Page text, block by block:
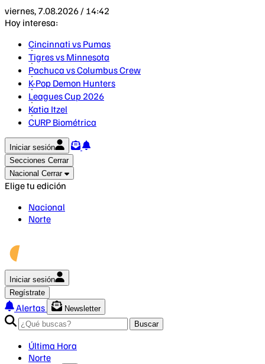
viernes, 7.08.2026 / 14:42
Hoy interesa:
Cincinnati vs Pumas
Tigres vs Minnesota
Pachuca vs Columbus Crew
K-Pop Demon Hunters
Leagues Cup 2026
Katia Itzel
CURP Biométrica
Iniciar sesión
Secciones Cerrar
Nacional Cerrar
Elige tu edición
Nacional
Norte
Iniciar sesión
Regístrate
Alertas
Newsletter
Buscar
Última Hora
Norte